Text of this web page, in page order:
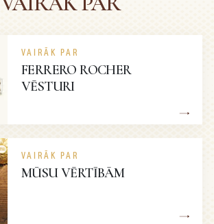
VAIRĀK PAR
FERRERO ROCHER
VĒSTURI
VAIRĀK PAR
MŪSU VĒRTĪBĀM